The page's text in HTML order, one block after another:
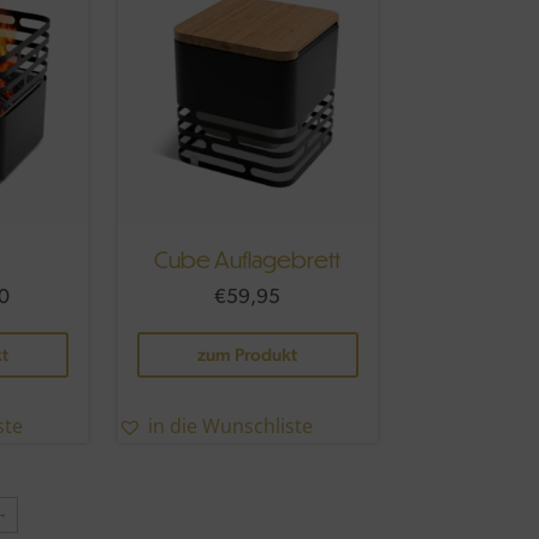
Dieses
mehrere
Cube Auflagebrett
€59,95
zum Produkt
in die Wunschliste